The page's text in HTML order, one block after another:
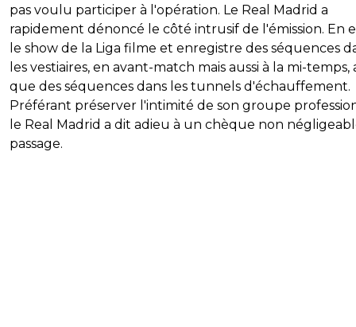
pas voulu participer à l'opération. Le Real Madrid a
rapidement dénoncé le côté intrusif de l'émission. En
le show de la Liga filme et enregistre des séquences
les vestiaires, en avant-match mais aussi à la mi-temps,
que des séquences dans les tunnels d'échauffement.
Préférant préserver l'intimité de son groupe
le Real Madrid a dit adieu à un chèque non
passage.